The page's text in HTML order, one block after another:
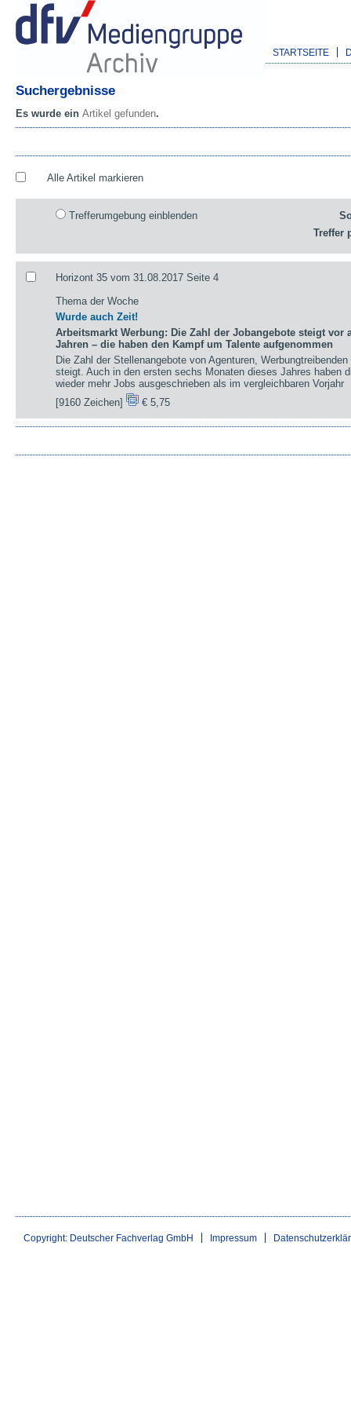
STARTSEITE
Suchergebnisse
Es wurde ein Artikel gefunden.
Alle Artikel markieren
Trefferumgebung einblenden
Treffer
Horizont 35 vom 31.08.2017 Seite 4
Thema der Woche
Wurde auch Zeit!
Arbeitsmarkt Werbung: Die Zahl der Jobangebote steigt vor
Jahren – die haben den Kampf um Talente aufgenommen
Die Zahl der Stellenangebote von Agenturen,
steigt. Auch in den ersten sechs Monaten dieses Jahres haben
wieder mehr Jobs ausgeschrieben als im vergleichbaren Vorjahr
[9160 Zeichen]
€ 5,75
Copyright: Deutscher Fachverlag GmbH Impressum